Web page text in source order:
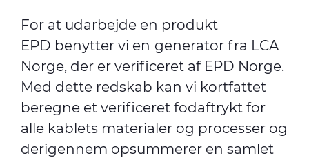
For at udarbejde en produkt
EPD benytter vi en generator fra LCA
Norge, der er verificeret af EPD Norge.
Med dette redskab kan vi kortfattet
beregne et verificeret fodaftrykt for
alle kablets materialer og processer og
derigennem opsummerer en samlet